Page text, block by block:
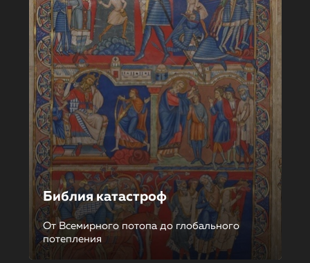
Библия катастроф
От Всемирного потопа до глобального
потепления